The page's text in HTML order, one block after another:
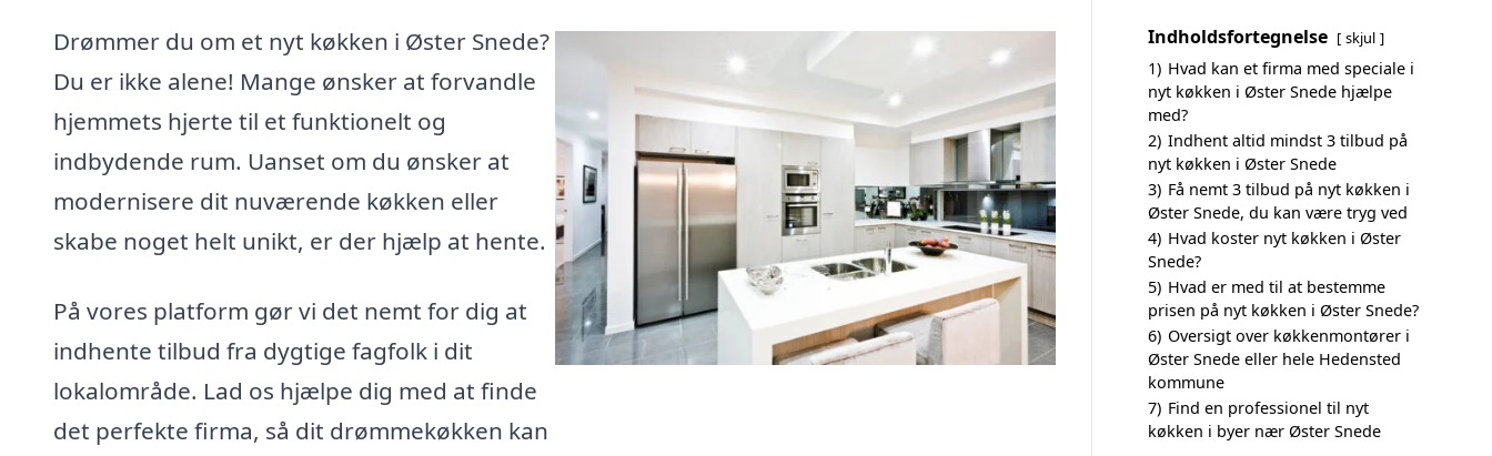
Drømmer du om et nyt køkken i Øster Snede?
Du er ikke alene! Mange ønsker at forvandle
hjemmets hjerte til et funktionelt og
indbydende rum. Uanset om du ønsker at
modernisere dit nuværende køkken eller
skabe noget helt unikt, er der hjælp at hente.
På vores platform gør vi det nemt for dig at
indhente tilbud fra dygtige fagfolk i dit
lokalområde. Lad os hjælpe dig med at finde
det perfekte firma, så dit drømmekøkken kan
Indholdsfortegnelse skjul
1) Hvad kan et firma med speciale i
nyt køkken i Øster Snede hjælpe
med?
2) Indhent altid mindst 3 tilbud på
nyt køkken i Øster Snede
3) Få nemt 3 tilbud på nyt køkken i
Øster Snede, du kan være tryg ved
4) Hvad koster nyt køkken i Øster
Snede?
5) Hvad er med til at bestemme
prisen på nyt køkken i Øster Snede?
6) Oversigt over køkkenmontører i
Øster Snede eller hele Hedensted
kommune
7) Find en professionel til nyt
køkken i byer nær Øster Snede